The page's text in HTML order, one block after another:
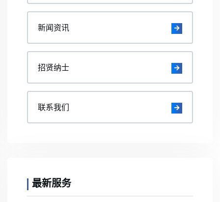
新闻资讯
招贤纳士
联系我们
最新服务